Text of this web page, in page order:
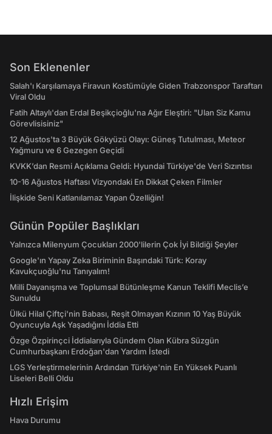
Son Eklenenler
Salah'ı Karşılamaya Firavun Kostümüyle Giden Trabzonspor Taraftarı
Viral Oldu
Fatih Altaylı'dan Erdal Beşikçioğlu'na Ağır Eleştiri: "Ulan Siz Kamu
Görevlisisiniz"
12 Ağustos'ta 3 Büyük Gökyüzü Olayı: Güneş Tutulması, Meteor
Yağmuru ve 6 Gezegen Geçidi
KVKK’dan Resmi Açıklama Geldi: Hyundai Türkiye'de Veri Sızıntısı
10-16 Ağustos Haftası Vizyondaki En Dikkat Çeken Filmler
İlişkide Seni Katlanılamaz Yapan Özelliğin!
Günün Popüler Başlıkları
Yalnızca Milenyum Çocukları 2000'lilerin Çok İyi Bildiği Şeyler
Google'ın Yapay Zeka Biriminin Başındaki Türk: Koray
Kavukçuoğlu'nu Tanıyalım!
Milli Dayanışma ve Toplumsal Bütünleşme Kanun Teklifi Meclis’e
Sunuldu
Ülkü Hilal Çiftçi'nin Babası, Reşit Olmayan Kızının 10 Yaş Büyük
Oyuncuyla Aşk Yaşadığını İddia Etti
Özge Özpirinçci İddialarıyla Gündem Olan Kübra Süzgün
Cumhurbaşkanı Erdoğan'dan Yardım İstedi
LGS Yerleştirmelerinin Ardından Türkiye'nin En Yüksek Puanlı
Liseleri Belli Oldu
Hızlı Erişim
Hava Durumu